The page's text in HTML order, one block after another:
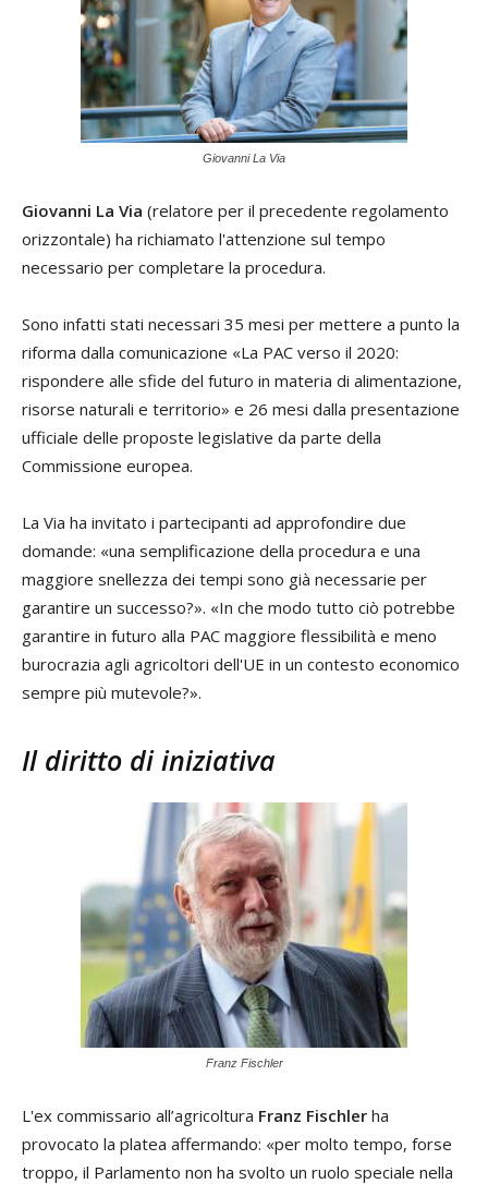
Giovanni La Via
Giovanni La Via (relatore per il precedente regolamento
orizzontale) ha richiamato l'attenzione sul tempo
necessario per completare la procedura.
Sono infatti stati necessari 35 mesi per mettere a punto la
riforma dalla comunicazione «La PAC verso il 2020:
rispondere alle sfide del futuro in materia di alimentazione,
risorse naturali e territorio» e 26 mesi dalla presentazione
ufficiale delle proposte legislative da parte della
Commissione europea.
La Via ha invitato i partecipanti ad approfondire due
domande: «una semplificazione della procedura e una
maggiore snellezza dei tempi sono già necessarie per
garantire un successo?». «In che modo tutto ciò potrebbe
garantire in futuro alla PAC maggiore flessibilità e meno
burocrazia agli agricoltori dell'UE in un contesto economico
sempre più mutevole?».
Il diritto di iniziativa
Franz Fischler
L'ex commissario all’agricoltura Franz Fischler ha
provocato la platea affermando: «per molto tempo, forse
troppo, il Parlamento non ha svolto un ruolo speciale nella